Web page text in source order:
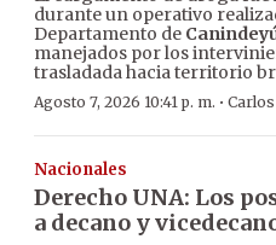
durante un operativo
Departamento de
manejados por los
trasladada hacia territorio
Agosto 7, 2026 10:41 p. m. ·
Nacionales
Derecho UNA: Los
a decano y